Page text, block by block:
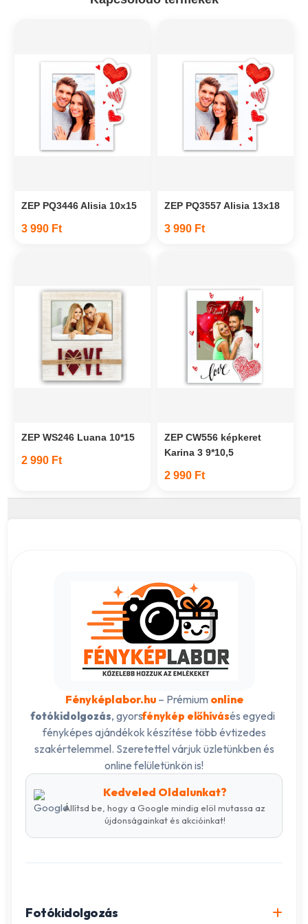
ZEP PQ3446 Alisia 10x15
3 990 Ft
ZEP PQ3557 Alisia 13x18
3 990 Ft
ZEP WS246 Luana 10*15
2 990 Ft
ZEP CW556 képkeret
Karina 3 9*10,5
2 990 Ft
Fényképlabor.hu– Prémium online
fotókidolgozás, gyorsfénykép előhívásés egyedi
fényképes ajándékok készítése több évtizedes
szakértelemmel. Szeretettel várjuk üzletünkben és
online felületünkön is!
Kedveled Oldalunkat?
Állítsd be, hogy a Google mindig elöl mutassa az
újdonságainkat és akcióinkat!
Fotókidolgozás